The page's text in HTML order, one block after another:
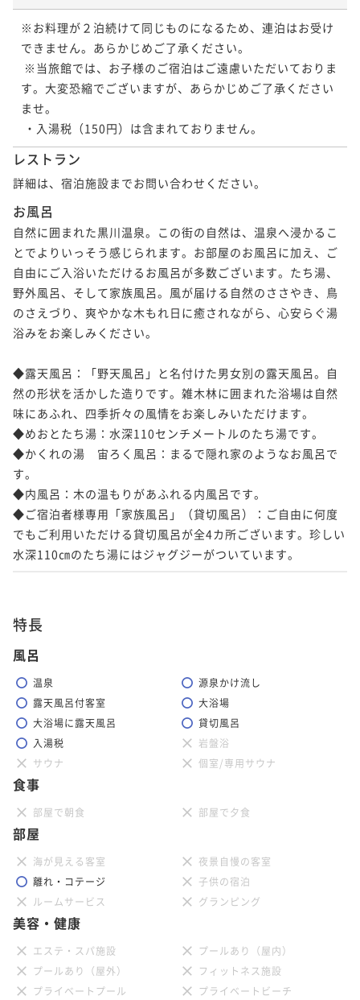
※お料理が２泊続けて同じものになるため、連泊はお受け
できません。あらかじめご了承ください。
す。大変恐縮でございますが、あらかじめご了承ください
ませ。
レストラン
詳細は、宿泊施設までお問い合わせください。
お風呂
自然に囲まれた黒川温泉。この街の自然は、温泉へ浸かるこ
とでよりいっそう感じられます。お部屋のお風呂に加え、ご
自由にご入浴いただけるお風呂が多数ございます。たち湯、
野外風呂、そして家族風呂。風が届ける自然のささやき、鳥
のさえづり、爽やかな木もれ日に癒されながら、心安らぐ湯
浴みをお楽しみください。
◆露天風呂：「野天風呂」と名付けた男女別の露天風呂。自
然の形状を活かした造りです。雑木林に囲まれた浴場は自然
味にあふれ、四季折々の風情をお楽しみいただけます。
◆めおとたち湯：水深110センチメートルのたち湯です。
◆かくれの湯　宙ろく風呂：まるで隠れ家のようなお風呂で
す。
◆内風呂：木の温もりがあふれる内風呂です。
◆ご宿泊者様専用「家族風呂」（貸切風呂）：ご自由に何度
でもご利用いただける貸切風呂が全4カ所ございます。珍しい
水深110㎝のたち湯にはジャグジーがついています。
特長
風呂
温泉
源泉かけ流し
露天風呂付客室
大浴場
大浴場に露天風呂
貸切風呂
入湯税
岩盤浴
サウナ
個室/専用サウナ
食事
部屋で朝食 部屋で夕食
部屋
海が見える客室
夜景自慢の客室
離れ・コテージ
子供の宿泊
ルームサービス
グランピング
美容・健康
エステ・スパ施設
プールあり（屋内）
プールあり（屋外）
フィットネス施設
プライベートプール
プライベートビーチ